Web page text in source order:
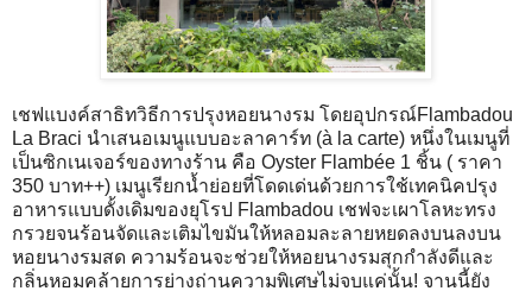
เชฟแบงค์สาธิทวิธีการปรุงหอยนางรม โดยอุปกรณ์Flambadou
La Braci นำเสนอเมนูแบบอะลาคาร์ท (à la carte) หนึ่งในเมนูที่
เป็นซิกเนเจอร์ของทางร้าน คือ Oyster Flambée 1 ชิ้น ( ราคา
350 บาท++) เมนูเรียกน้ำย่อยที่โดดเด่นด้วยการใช้เทคนิคปรุง
อาหารแบบดั้งเดิมของยุโรป Flambadou เชฟจะเผาโลหะทรง
กรวยจนร้อนจัดและเติมไขมันให้หลอมละลายหยดลงบนลงบน
หอยนางรมสด ความร้อนจะช่วยให้หอยนางรมสุกกำลังดีและ
กลิ่นหอมคล้ายการย่างถ่านความพิเศษไม่จบแค่นั้น! จานนี้ยัง